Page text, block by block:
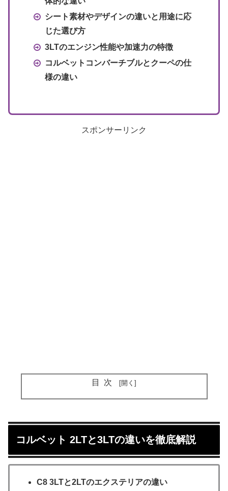
シート素材やデザインの違いと用途に応
じた選び方
3LTのエンジン性能や加速力の特徴
コルベットコンバーチブルとクーペの仕
様の違い
スポンサーリンク
目次
コルベット 2LTと3LTの違いを徹底解説
C8 3LTと2LTのエクステリアの違い